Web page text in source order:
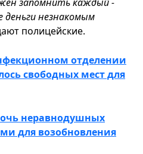
деньги незнакомым
полицейские.
отделении
свободных мест для
неравнодушных
для возобновления